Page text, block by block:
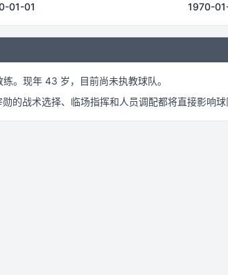
01-01
1970-
。 现年 43 岁，
目前尚未执教球队。
勋的战术选择、临场指挥和人员调配都将直接影响